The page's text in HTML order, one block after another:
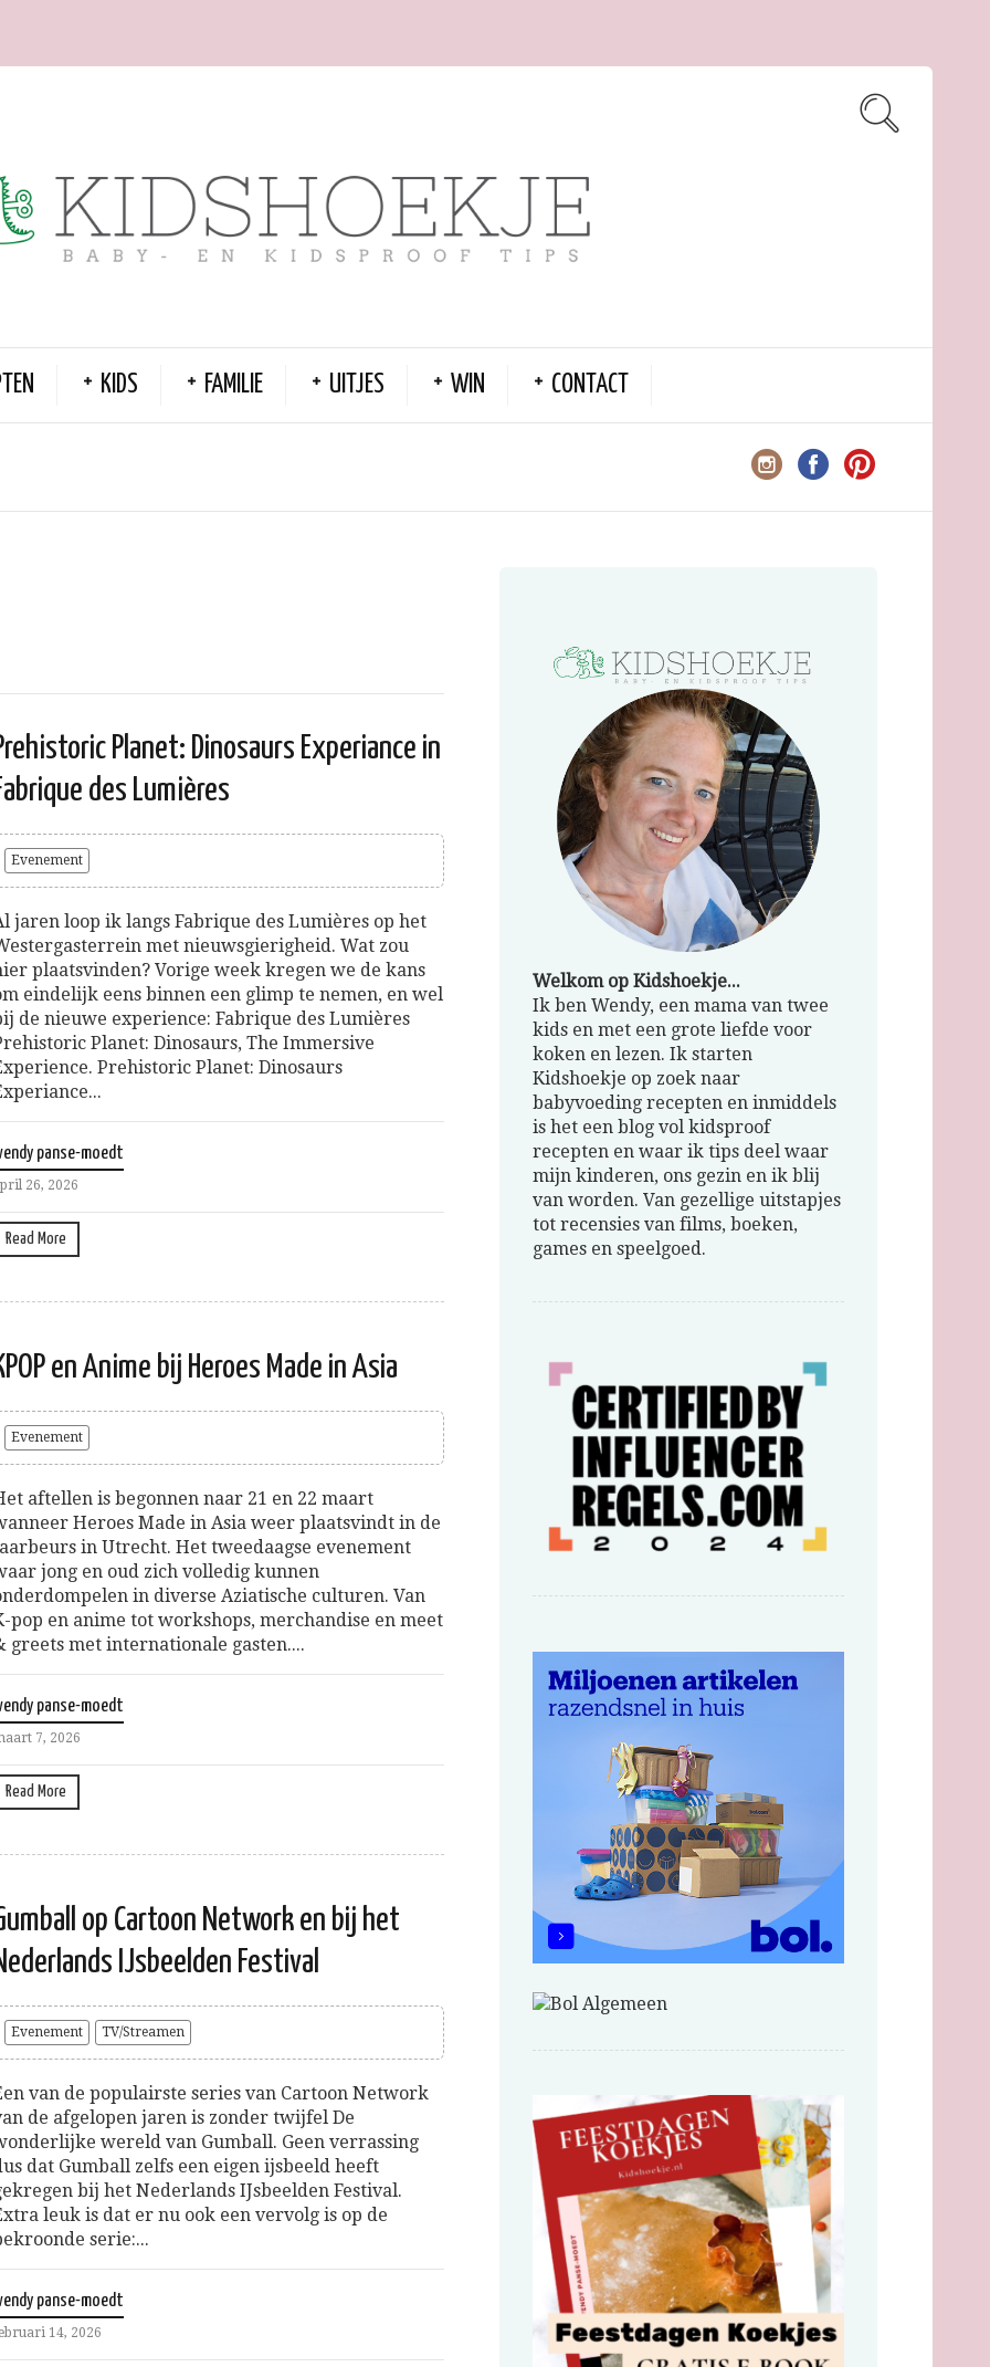
KIDS FAMILIE UITJES WIN CONTACT
Planet: Dinosaurs Experiance in
des Lumières
Evenement
jaren loop ik langs Fabrique des Lumières op het
met nieuwsgierigheid. Wat zou
plaatsvinden? Vorige week kregen we de kans
eindelijk eens binnen een glimp te nemen, en wel
de nieuwe experience: Fabrique des Lumières
Planet: Dinosaurs, The Immersive
Prehistoric Planet: Dinosaurs
panse-moedt
26, 2026
Read More
en Anime bij Heroes Made in Asia
Evenement
aftellen is begonnen naar 21 en 22 maart
Heroes Made in Asia weer plaatsvindt in de
in Utrecht. Het tweedaagse evenement
jong en oud zich volledig kunnen
in diverse Aziatische culturen. Van
pop en anime tot workshops, merchandise en meet
greets met internationale gasten....
panse-moedt
7, 2026
Read More
op Cartoon Network en bij het
IJsbeelden Festival
Evenement TV/Streamen
van de populairste series van Cartoon Network
de afgelopen jaren is zonder twijfel De
wereld van Gumball. Geen verrassing
dat Gumball zelfs een eigen ijsbeeld heeft
bij het Nederlands IJsbeelden Festival.
leuk is dat er nu ook een vervolg is op de
serie:...
panse-moedt
14, 2026
Welkom op Kidshoekje...
Ik ben Wendy, een mama van twee
kids en met een grote liefde voor
koken en lezen. Ik starten
Kidshoekje op zoek naar
babyvoeding recepten en inmiddels
is het een blog vol kidsproof
recepten en waar ik tips deel waar
mijn kinderen, ons gezin en ik blij
van worden. Van gezellige uitstapjes
tot recensies van films, boeken,
games en speelgoed.